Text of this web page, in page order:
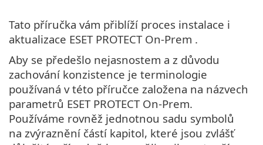
Tato příručka vám přiblíží proces instalace i
aktualizace ESET PROTECT On-Prem .
Aby se předešlo nejasnostem a z důvodu
zachování konzistence je terminologie
používaná v této příručce založena na názvech
parametrů ESET PROTECT On-Prem.
Používáme rovněž jednotnou sadu symbolů
na zvýraznění částí kapitol, které jsou zvlášť